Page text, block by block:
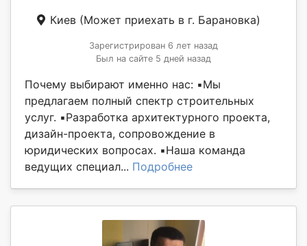
Киев (Может приехать в г. Барановка)
Зарегистрирован 6 лет назад
Был на сайте 5 дней назад
Почему выбирают именно нас: ▪️Мы
предлагаем полный спектр строительных
услуг. ▪️Разработка архитектурного проекта,
дизайн-проекта, сопровождение в
юридических вопросах. ▪️Наша команда
ведущих специал... Подробнее